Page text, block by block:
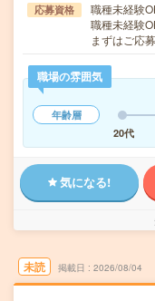
応募資格
職種未経験
職種未経験
まずはご応
職場の雰囲気
年齢層
20代
気になる!
未読 掲載日 2026/08/04